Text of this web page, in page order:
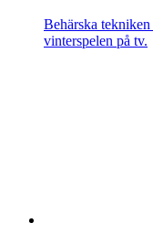
Behärska tekniken
vinterspelen på tv.